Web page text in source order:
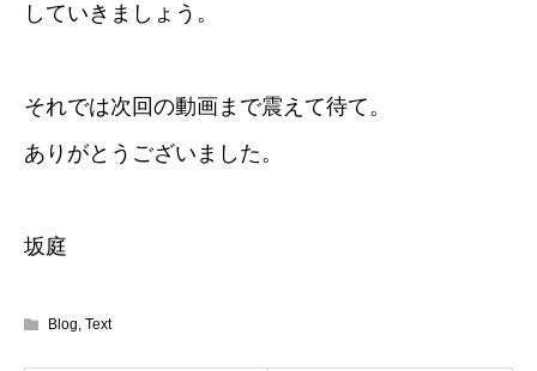
していきましょう。
それでは次回の動画まで震えて待て。
ありがとうございました。
坂庭
Blog, Text